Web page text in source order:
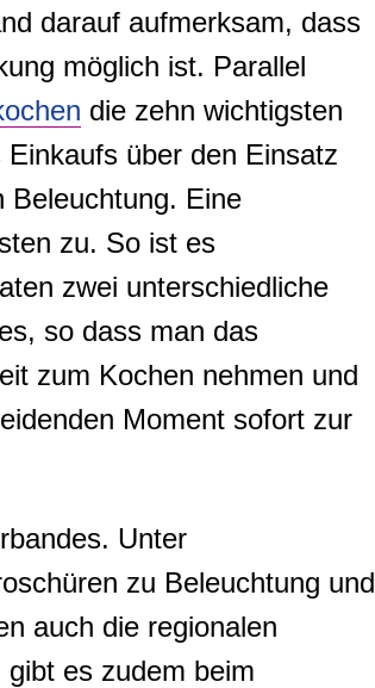
darauf aufmerksam, dass
möglich ist. Parallel
die zehn wichtigsten
über den Einsatz
Beleuchtung. Eine
zu. So ist es
zwei unterschiedliche
so dass man das
zum Kochen nehmen und
Moment sofort zur
Unter
zu Beleuchtung und
auch die regionalen
es zudem beim